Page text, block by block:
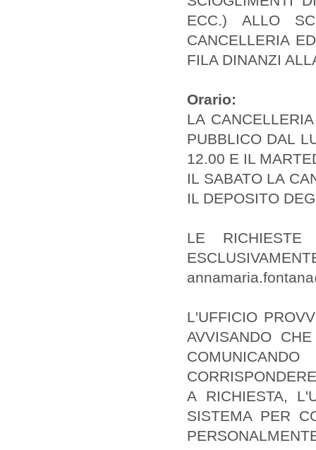
ECC.) ALLO
CANCELLERIA
FILA DINANZI
Orario:
LA
PUBBLICO DAL
12.00 E IL
IL SABATO LA
IL DEPOSITO
LE RICHIESTE
L'UFFICIO
AVVISANDO
A RICHIESTA,
SISTEMA PER